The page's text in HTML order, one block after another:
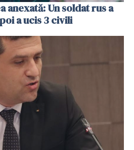
anexată: Un soldat rus a
a ucis 3 civili